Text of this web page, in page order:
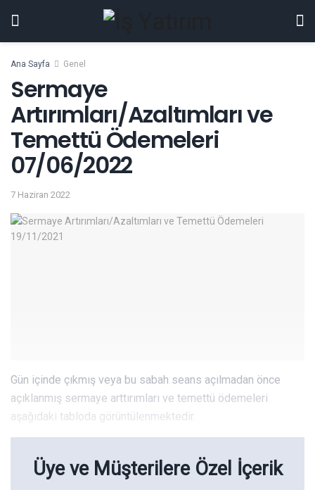
Ana Sayfa Genel
Sermaye
Artırımları/Azaltımları ve
Temettü Ödemeleri
07/06/2022
7 Haziran 2022
Gün içinde çıkmış veya bu sabah seans açılmadan önce
açıklanmış sermaye arttırımları ve temettü ödemeleri
aşağıdaki tabloda görüntülenmektedir.
Üye ve Müşterilere Özel İçerik